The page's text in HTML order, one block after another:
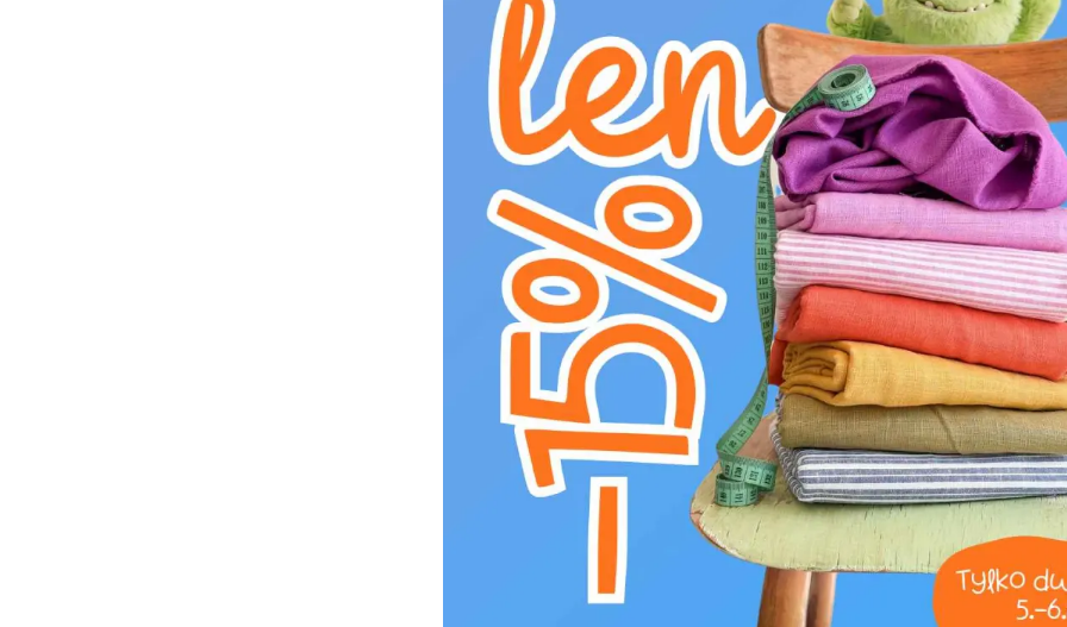
Jednokolorowe
Kolor: Brązowy
Pielęgnacja:
U nie suszyć w suszarce
D prasować w niskiej temperaturze
L profesjonalne czyszczenie chemiczne
A nie używać płynu do płukania
c pranie ręczne
Odkryj magiczny tiul TUTU ROYAL
blaskiem. Ten wyjątkowo lekki materiał o
wykonany w 100% z poliestru, jest